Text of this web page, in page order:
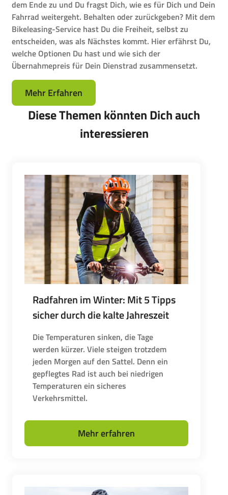
dem Ende zu und Du fragst Dich, wie es für Dich und Dein
Fahrrad weitergeht. Behalten oder zurückgeben? Mit dem
Bikeleasing-Service hast Du die Freiheit, selbst zu
entscheiden, was als Nächstes kommt. Hier erfährst Du,
welche Optionen Du hast und wie sich der
Übernahmepreis für Dein Dienstrad zusammensetzt.
Mehr Erfahren
Diese Themen könnten Dich auch
interessieren
Radfahren im Winter: Mit 5 Tipps
sicher durch die kalte Jahreszeit
Die Temperaturen sinken, die Tage
werden kürzer. Viele steigen trotzdem
jeden Morgen auf den Sattel. Denn ein
gepflegtes Rad ist auch bei niedrigen
Temperaturen ein sicheres
Verkehrsmittel.
Mehr erfahren